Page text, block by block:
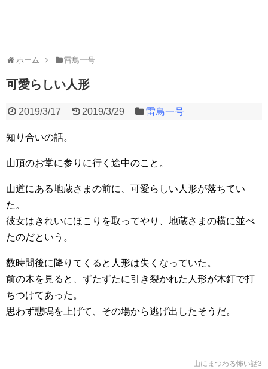
ホーム 雷鳥一号
可愛らしい人形
2019/3/17 2019/3/29 雷鳥一号
知り合いの話。
山頂のお堂に参りに行く途中のこと。
山道にある地蔵さまの前に、可愛らしい人形が落ちてい
た。
彼女はきれいにほこりを取ってやり、地蔵さまの横に並べ
たのだという。
数時間後に降りてくると人形は失くなっていた。
前の木を見ると、ずたずたに引き裂かれた人形が木釘で打
ちつけてあった。
思わず悲鳴を上げて、その場から逃げ出したそうだ。
山にまつわる怖い話3